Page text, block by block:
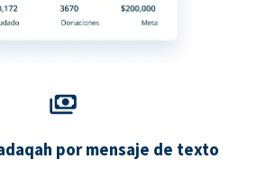
por mensaje de texto